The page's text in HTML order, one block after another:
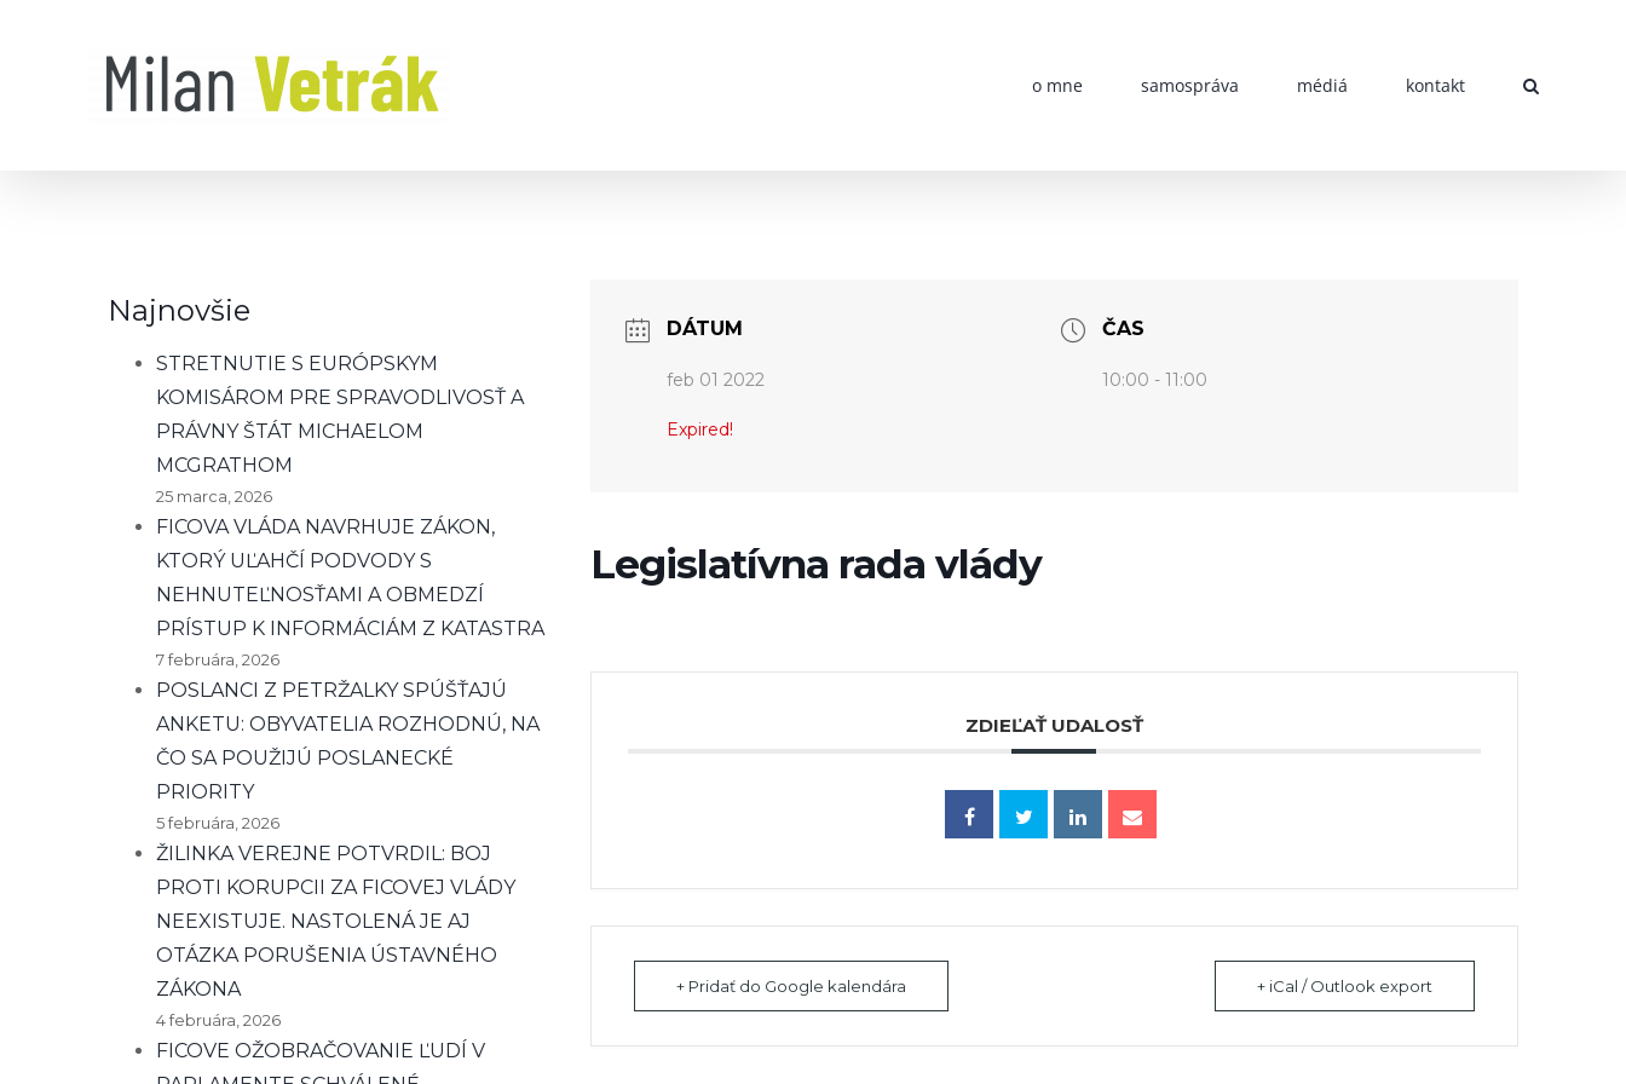
o mne samospráva médiá kontakt
Najnovšie
STRETNUTIE S EURÓPSKYM
KOMISÁROM PRE SPRAVODLIVOSŤ A
PRÁVNY ŠTÁT MICHAELOM
MCGRATHOM
25 marca, 2026
FICOVA VLÁDA NAVRHUJE ZÁKON,
KTORÝ UĽAHČÍ PODVODY S
NEHNUTEĽNOSŤAMI A OBMEDZÍ
PRÍSTUP K INFORMÁCIÁM Z KATASTRA
7 februára, 2026
POSLANCI Z PETRŽALKY SPÚŠŤAJÚ
ANKETU: OBYVATELIA ROZHODNÚ, NA
ČO SA POUŽIJÚ POSLANECKÉ
PRIORITY
5 februára, 2026
ŽILINKA VEREJNE POTVRDIL: BOJ
PROTI KORUPCII ZA FICOVEJ VLÁDY
NEEXISTUJE. NASTOLENÁ JE AJ
OTÁZKA PORUŠENIA ÚSTAVNÉHO
ZÁKONA
4 februára, 2026
FICOVE OŽOBRAČOVANIE ĽUDÍ V
DÁTUM
feb 01 2022
Expired!
ČAS
10:00 - 11:00
Legislatívna rada vlády
ZDIEĽAŤ UDALOSŤ
+ Pridať do Google kalendára + iCal / Outlook export